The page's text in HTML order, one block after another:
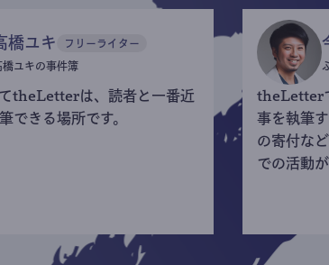
橋ユキ フリーライター
橋ユキの事件簿
てtheLetterは、読者と一番近
できる場所です。
theLetter
事を執筆
の寄付な
での活動